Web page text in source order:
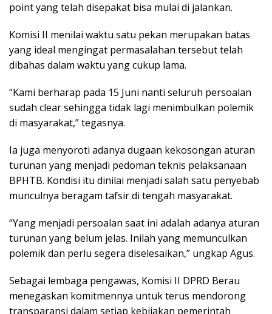
point yang telah disepakat bisa mulai di jalankan.
Komisi II menilai waktu satu pekan merupakan batas
yang ideal mengingat permasalahan tersebut telah
dibahas dalam waktu yang cukup lama.
“Kami berharap pada 15 Juni nanti seluruh persoalan
sudah clear sehingga tidak lagi menimbulkan polemik
di masyarakat,” tegasnya.
Ia juga menyoroti adanya dugaan kekosongan aturan
turunan yang menjadi pedoman teknis pelaksanaan
BPHTB. Kondisi itu dinilai menjadi salah satu penyebab
munculnya beragam tafsir di tengah masyarakat.
“Yang menjadi persoalan saat ini adalah adanya aturan
turunan yang belum jelas. Inilah yang memunculkan
polemik dan perlu segera diselesaikan,” ungkap Agus.
Sebagai lembaga pengawas, Komisi II DPRD Berau
menegaskan komitmennya untuk terus mendorong
transparansi dalam setiap kebijakan pemerintah